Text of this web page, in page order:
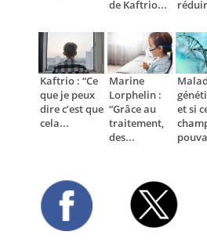
de Kaftrio...
Kaftrio : “Ce
que je peux
dire c’est que
cela...
Marine
Lorphelin :
“Grâce au
traitement,
des...
et si